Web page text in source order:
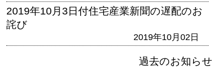
2019年10月3日付住宅産業新聞の遅配のお
詫び
2019年10月02日
過去のお知らせ